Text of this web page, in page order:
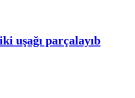
uşağı parçalayıb